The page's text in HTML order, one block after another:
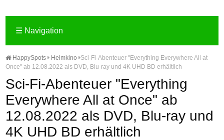
☰ Navigation
HappySpots Heimkino
Sci-Fi-Abenteuer "Everything Everywhere All at
Once" ab 12.08.2022 als DVD, Blu-ray und 4K UHD BD erhältlich
Sci-Fi-Abenteuer "Everything
Everywhere All at Once" ab
12.08.2022 als DVD, Blu-ray und
4K UHD BD erhältlich